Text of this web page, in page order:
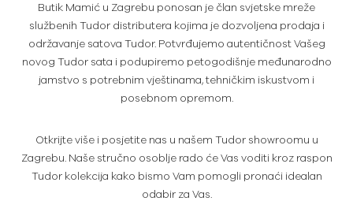
Butik Mamić u Zagrebu ponosan je član svjetske mreže
službenih Tudor distributera kojima je dozvoljena prodaja i
održavanje satova Tudor. Potvrđujemo autentičnost Vašeg
novog Tudor sata i podupiremo petogodišnje međunarodno
jamstvo s potrebnim vještinama, tehničkim iskustvom i
posebnom opremom.
Otkrijte više i posjetite nas u našem Tudor showroomu u
Zagrebu. Naše stručno osoblje rado će Vas voditi kroz raspon
Tudor kolekcija kako bismo Vam pomogli pronaći idealan
odabir za Vas.